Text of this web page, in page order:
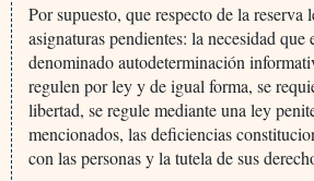
Por supuesto, que respecto de la
asignaturas pendientes: la necesidad
denominado autodeterminación
regulen por ley y de igual forma, se
libertad, se regule mediante una ley
mencionados, las deficiencias
con las personas y la tutela de sus